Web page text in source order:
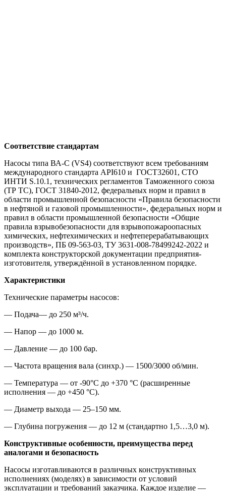
Соответствие стандартам
Насосы типа ВА-С (VS4) соответствуют всем требованиям
международного стандарта API610 и ГОСТ32601, СТО
ИНТИ S.10.1, технических регламентов Таможенного союза
(ТР ТС), ГОСТ 31840-2012, федеральных норм и правил в
области промышленной безопасности «Правила безопасности
в нефтяной и газовой промышленности», федеральных норм и
правил в области промышленной безопасности «Общие
правила взрывобезопасности для взрывопожароопасных
химических, нефтехимических и нефтеперерабатывающих
производств», ПБ 09-563-03, ТУ 3631-008-78499242-2022 и
комплекта конструкторской документации предприятия-
изготовителя, утверждённой в установленном порядке.
Характеристики
Технические параметры насосов:
— Подача— до 250 м³/ч.
— Напор — до 1000 м.
— Давление — до 100 бар.
— Частота вращения вала (синхр.) — 1500/3000 об/мин.
— Температура — от -90°C до +370 °C (расширенные
исполнения — до +450 °C).
— Диаметр выхода — 25–150 мм.
— Глубина погружения — до 12 м (стандартно 1,5…3,0 м).
Конструктивные особенности, преимущества перед
аналогами и безопасность
Насосы изготавливаются в различных конструктивных
исполнениях (моделях) в зависимости от условий
эксплуатации и требований заказчика. Каждое изделие —